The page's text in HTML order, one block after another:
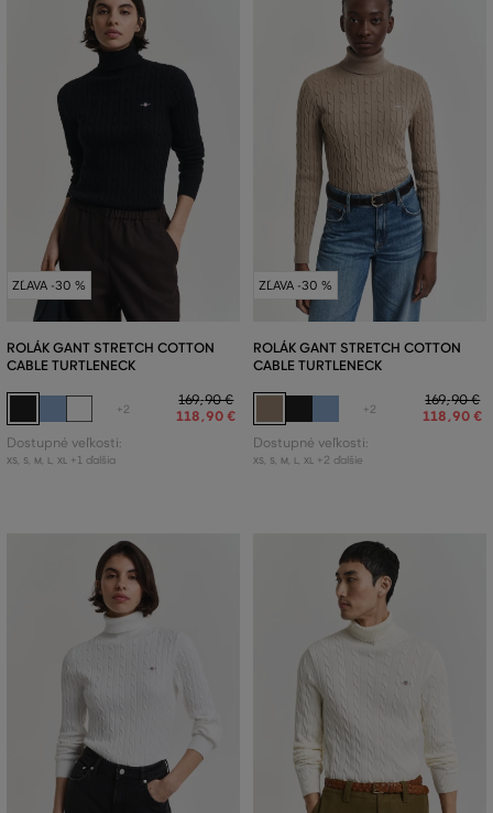
ZĽAVA -30 %
ROLÁK GANT STRETCH COTTON
CABLE TURTLENECK
+2
169,90 €
118,90 €
Dostupné veľkosti:
XS, S, M L XL +1 ďalšia
ZĽAVA -30 %
ROLÁK GANT STRETCH COTTON
CABLE TURTLENECK
+2
169,90 €
118,90 €
Dostupné veľkosti:
XS, S, M L XL +2 ďalšie